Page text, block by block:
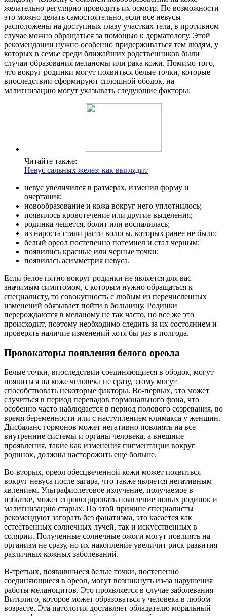
желательно регулярно проводить их осмотр. По возможности
это можно делать самостоятельно, если все невусы
расположены на доступных глазу участках тела, в противном
случае можно обращаться за помощью к дерматологу. Этой
рекомендации нужно особенно придерживаться тем людям, у
которых в семье среди ближайших родственников были
случаи образования меланомы или рака кожи. Помимо того,
что вокруг родинки могут появиться белые точки, которые
впоследствии сформируют сплошной ободок, на
малигнизацию могут указывать следующие факторы:
Читайте также:
Невус сальных желез: как выглядит
невус увеличился в размерах, изменил форму и
очертания;
новообразование и кожа вокруг него уплотнилось;
появилось кровотечение или другие выделения;
родинка чешется, болит или воспалилась;
из нароста стали расти волосы, которых ранее не было;
белый ореол постепенно потемнел и стал черным;
появились красные или черные точки;
появилась асимметрия невуса.
Если белое пятно вокруг родинки не является для вас
значимым симптомом, с которым нужно обращаться к
специалисту, то совокупность с любым из перечисленных
изменений обязывает пойти в больницу. Родинки
перерождаются в меланому не так часто, но все же это
происходит, поэтому необходимо следить за их состоянием и
проверять наличие изменений хотя бы раз в полгода.
Провокаторы появления белого ореола
Белые точки, впоследствии соединяющиеся в ободок, могут
появиться на коже человека не сразу, этому могут
способствовать некоторые факторы. Во-первых, это может
случиться в период перепадов гормонального фона, что
особенно часто наблюдается в период полового созревания, во
время беременности или с наступлением климакса у женщин.
Дисбаланс гормонов может негативно повлиять на все
внутренние системы и органы человека, а внешние
проявления, такие как изменения пигментации вокруг
родинок, должны насторожить еще больше.
Во-вторых, ореол обесцвеченной кожи может появиться
вокруг невуса после загара, что также является негативным
явлением. Ультрафиолетовое излучение, получаемое в
избытке, может спровоцировать появление новых родинок и
малигнизацию старых. По этой причине специалисты
рекомендуют загорать без фанатизма, это касается как
естественных солнечных лучей, так и искусственных в
солярии. Полученные солнечные ожоги могут повлиять на
организм не сразу, но их накопление увеличит риск развития
различных кожных заболеваний.
В-третьих, появившиеся белые точки, постепенно
соединяющиеся в ореол, могут возникнуть из-за нарушения
работы меланоцитов. Это проявляется в случае заболевания
Витилиго, которое может образоваться у человека в любом
возрасте. Эта патология доставляет обладателю моральный